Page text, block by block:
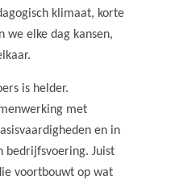
klimaat, korte
we elke dag kansen,
is helder.
met
en in
bedrijfsvoering. Juist
voortbouwt op wat